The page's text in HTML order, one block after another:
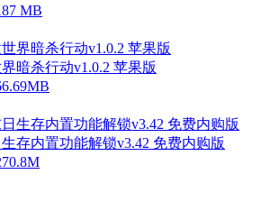
MB
暗杀行动v1.0.2 苹果版
存内置功能解锁v3.42 免费内购版